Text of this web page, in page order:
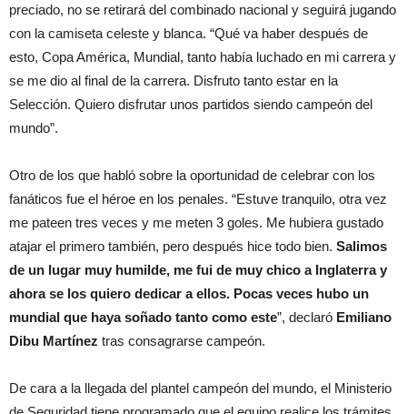
preciado, no se retirará del combinado nacional y seguirá jugando
con la camiseta celeste y blanca. “Qué va haber después de
esto, Copa América, Mundial, tanto había luchado en mi carrera y
se me dio al final de la carrera. Disfruto tanto estar en la
Selección. Quiero disfrutar unos partidos siendo campeón del
mundo”.
Otro de los que habló sobre la oportunidad de celebrar con los
fanáticos fue el héroe en los penales. “Estuve tranquilo, otra vez
me pateen tres veces y me meten 3 goles. Me hubiera gustado
atajar el primero también, pero después hice todo bien. Salimos
de un lugar muy humilde, me fui de muy chico a Inglaterra y
ahora se los quiero dedicar a ellos. Pocas veces hubo un
mundial que haya soñado tanto como este”, declaró Emiliano
Dibu Martínez tras consagrarse campeón.
De cara a la llegada del plantel campeón del mundo, el Ministerio